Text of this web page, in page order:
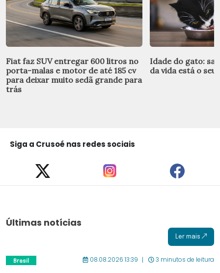
Fiat faz SUV entregar 600 litros no
porta-malas e motor de até 185 cv
para deixar muito sedã grande para
trás
Idade do gato:
da vida está o seu
Siga a Crusoé nas redes sociais
Últimas notícias
Ler mais
Brasil 08.08.2026 13:39 3 minutos de leitura